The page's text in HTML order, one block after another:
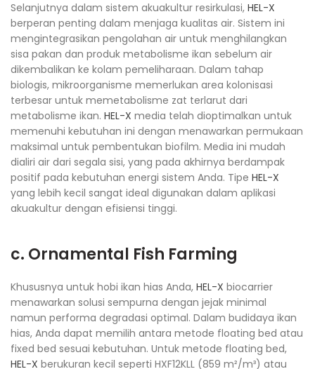
Selanjutnya dalam sistem akuakultur resirkulasi, HEL-X
berperan penting dalam menjaga kualitas air. Sistem ini
mengintegrasikan pengolahan air untuk menghilangkan
sisa pakan dan produk metabolisme ikan sebelum air
dikembalikan ke kolam pemeliharaan. Dalam tahap
biologis, mikroorganisme memerlukan area kolonisasi
terbesar untuk memetabolisme zat terlarut dari
metabolisme ikan. HEL-X media telah dioptimalkan untuk
memenuhi kebutuhan ini dengan menawarkan permukaan
maksimal untuk pembentukan biofilm. Media ini mudah
dialiri air dari segala sisi, yang pada akhirnya berdampak
positif pada kebutuhan energi sistem Anda. Tipe HEL-X
yang lebih kecil sangat ideal digunakan dalam aplikasi
akuakultur dengan efisiensi tinggi.
c. Ornamental Fish Farming
Khususnya untuk hobi ikan hias Anda, HEL-X biocarrier
menawarkan solusi sempurna dengan jejak minimal
namun performa degradasi optimal. Dalam budidaya ikan
hias, Anda dapat memilih antara metode floating bed atau
fixed bed sesuai kebutuhan. Untuk metode floating bed,
HEL-X berukuran kecil seperti HXF12KLL (859 m²/m³) atau